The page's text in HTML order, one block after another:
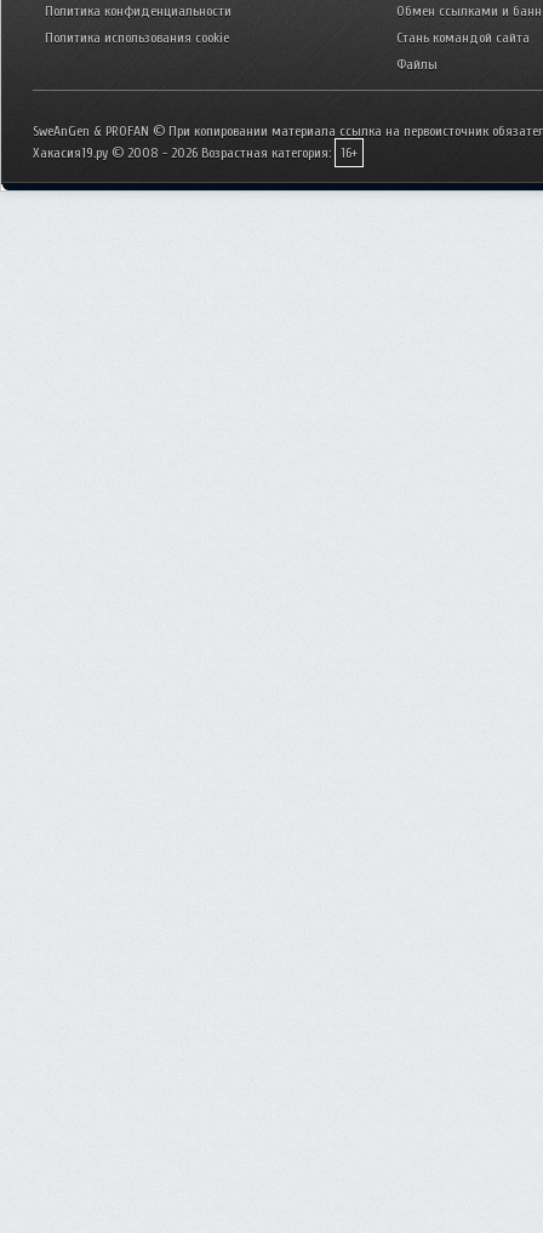
Политика конфиденциальности
Политика использования cookie
Обмен ссылками и
Стань командой сайта
Файлы
SweAnGen & PROFAN © При копировании материала ссылка на первоисточник
Хакасия19.ру © 2008 - 2026 Возрастная категория: 16+